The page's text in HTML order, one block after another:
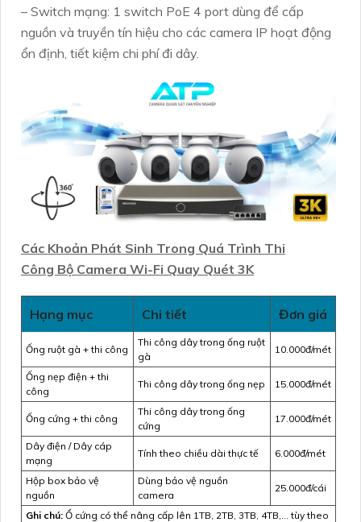
– Switch mạng: 1 switch PoE 4 port dùng để cấp
nguồn và truyền tín hiệu cho các camera IP hoạt động
ổn định, tiết kiệm chi phí đi dây.
Các Khoản Phát Sinh Trong Quá Trình Thi
Công Bộ Camera Wi-Fi Quay Quét 3K
Hạng mục Chi tiết Đơn giá
Ống ruột gà + thi công
Thi công dây trong ống ruột
gà
10.000đ/mét
Ống nẹp điện + thi
công
Thi công dây trong ống nẹp 15.000đ/mét
Ống cứng + thi công
Thi công dây trong ống
cứng
17.000đ/mét
Dây điện / Dây cáp
mạng
Tính theo chiều dài thực tế 6.000đ/mét
Hộp box bảo vệ
nguồn
Dùng bảo vệ nguồn
camera
25.000đ/cái
Ghi chú: Ổ cứng có thể nâng cấp lên 1TB, 2TB, 3TB, 4TB,… tùy theo